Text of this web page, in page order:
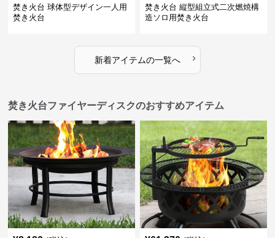
焚き火台 球体型デザイン一人用
焚き火台
焚き火台 縦型組立式二次燃焼構
造ソロ用焚き火台
新着アイテムの一覧へ ›
焚き火台ファイヤーディスクのおすすめアイテム